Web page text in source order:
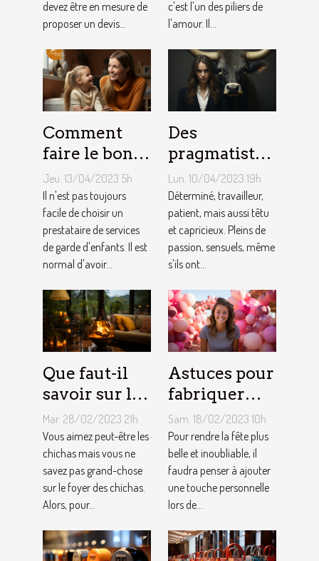
artisan
maçon ?
devez être en mesure de
proposer un devis...
petit ami
c'est l'un des piliers de
l'amour. Il...
Comment
faire le bon
choix entre
une crèche et
une
assistante
maternelle ?
Jeu. 13/04/2023 5h
Il n'est pas toujours
facile de choisir un
prestataire de services
de garde d'enfants. Il est
normal d'avoir...
Des
pragmatistes
imaginatifs
et patients :
comment
sont les gens
du Taureau ?
Lun. 10/04/2023 19h
Déterminé, travailleur,
patient, mais aussi têtu
et capricieux. Pleins de
passion, sensuels, même
s'ils ont...
Que faut-il
savoir sur le
foyer chicha
?
Mar. 28/02/2023 21h
Vous aimez peut-être les
chichas mais vous ne
savez pas grand-chose
sur le foyer des chichas.
Alors, pour...
Astuces pour
fabriquer
une arche de
ballons
Sam. 18/02/2023 10h
Pour rendre la fête plus
belle et inoubliable, il
faudra penser à ajouter
une touche personnelle
lors de...